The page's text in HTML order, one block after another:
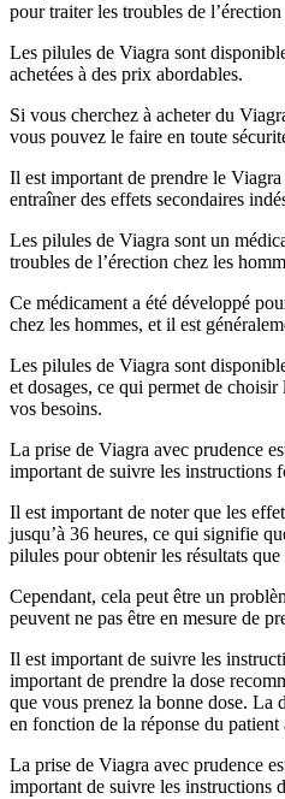
pour traiter les troubles de
Les pilules de Viagra sont
achetées à des prix abordables.
Si vous cherchez à acheter du
vous pouvez le faire en toute
Il est important de prendre le
entraîner des effets secondaires
Les pilules de Viagra sont un
troubles de l’érection chez les
Ce médicament a été développé
chez les hommes, et il est
Les pilules de Viagra sont
et dosages, ce qui permet de
vos besoins.
La prise de Viagra avec prudence
important de suivre les instructions
Il est important de noter que les
jusqu’à 36 heures, ce qui signifie
pilules pour obtenir les résultats que
Cependant, cela peut être un
peuvent ne pas être en mesure de
Il est important de suivre les
important de prendre la dose
que vous prenez la bonne dose. La
en fonction de la réponse du patient
La prise de Viagra avec prudence
important de suivre les instructions